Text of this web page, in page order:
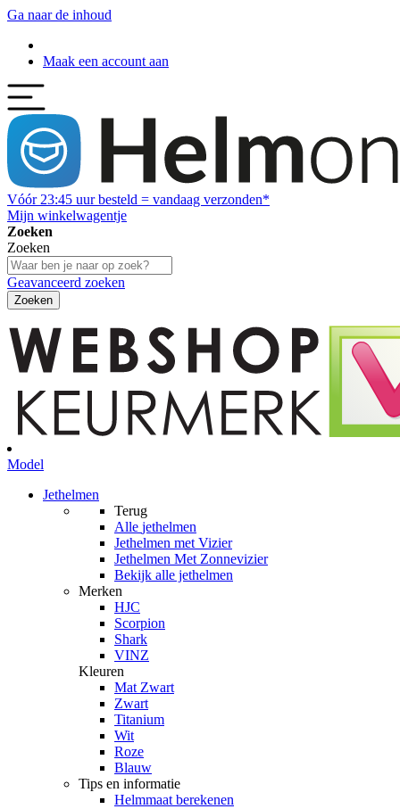
Ga naar de inhoud
Maak een account aan
Vóór 23:45 uur besteld = vandaag verzonden*
Mijn winkelwagentje
Zoeken
Zoeken
Geavanceerd zoeken
Zoeken
Model
Jethelmen
Terug
Alle jethelmen
Jethelmen met Vizier
Jethelmen Met Zonnevizier
Bekijk alle jethelmen
Merken
HJC
Scorpion
Shark
VINZ
Kleuren
Mat Zwart
Zwart
Titanium
Wit
Roze
Blauw
Tips en informatie
Helmmaat berekenen